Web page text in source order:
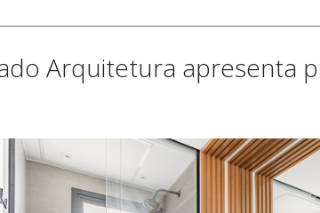
Arquitetura apresenta